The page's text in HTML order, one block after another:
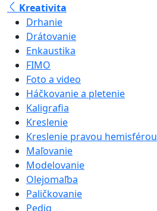
Kreativita
Drhanie
Drátovanie
Enkaustika
FIMO
Foto a video
Háčkovanie a pletenie
Kaligrafia
Kreslenie
Kreslenie pravou hemisférou
Maľovanie
Modelovanie
Olejomaľba
Paličkovanie
Pedig